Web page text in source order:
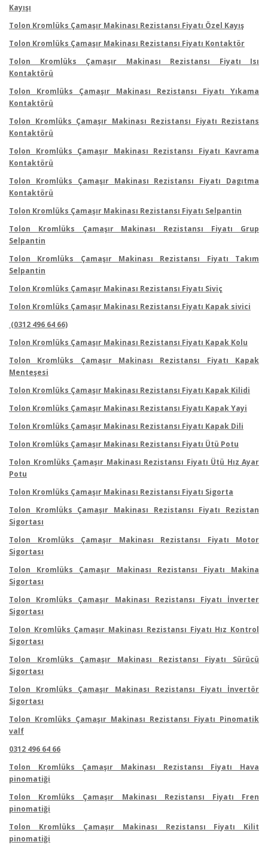
Kayışı
Tolon Kromlüks Çamaşır Makinası Rezistansı Fiyatı Özel Kayış
Tolon Kromlüks Çamaşır Makinası Rezistansı Fiyatı Kontaktör
Tolon Kromlüks Çamaşır Makinası Rezistansı Fiyatı Isı
Kontaktörü
Tolon Kromlüks Çamaşır Makinası Rezistansı Fiyatı Yıkama
Kontaktörü
Tolon Kromlüks Çamaşır Makinası Rezistansı Fiyatı Rezistans
Kontaktörü
Tolon Kromlüks Çamaşır Makinası Rezistansı Fiyatı Kavrama
Kontaktörü
Tolon Kromlüks Çamaşır Makinası Rezistansı Fiyatı Dagıtma
Kontaktörü
Tolon Kromlüks Çamaşır Makinası Rezistansı Fiyatı Selpantin
Tolon Kromlüks Çamaşır Makinası Rezistansı Fiyatı Grup
Selpantin
Tolon Kromlüks Çamaşır Makinası Rezistansı Fiyatı Takım
Selpantin
Tolon Kromlüks Çamaşır Makinası Rezistansı Fiyatı Siviç
Tolon Kromlüks Çamaşır Makinası Rezistansı Fiyatı Kapak sivici
(0312 496 64 66)
Tolon Kromlüks Çamaşır Makinası Rezistansı Fiyatı Kapak Kolu
Tolon Kromlüks Çamaşır Makinası Rezistansı Fiyatı Kapak
Menteşesi
Tolon Kromlüks Çamaşır Makinası Rezistansı Fiyatı Kapak Kilidi
Tolon Kromlüks Çamaşır Makinası Rezistansı Fiyatı Kapak Yayi
Tolon Kromlüks Çamaşır Makinası Rezistansı Fiyatı Kapak Dili
Tolon Kromlüks Çamaşır Makinası Rezistansı Fiyatı Ütü Potu
Tolon Kromlüks Çamaşır Makinası Rezistansı Fiyatı Ütü Hız Ayar
Potu
Tolon Kromlüks Çamaşır Makinası Rezistansı Fiyatı Sigorta
Tolon Kromlüks Çamaşır Makinası Rezistansı Fiyatı Rezistan
Sigortası
Tolon Kromlüks Çamaşır Makinası Rezistansı Fiyatı Motor
Sigortası
Tolon Kromlüks Çamaşır Makinası Rezistansı Fiyatı Makina
Sigortası
Tolon Kromlüks Çamaşır Makinası Rezistansı Fiyatı İnverter
Sigortası
Tolon Kromlüks Çamaşır Makinası Rezistansı Fiyatı Hız Kontrol
Sigortası
Tolon Kromlüks Çamaşır Makinası Rezistansı Fiyatı Sürücü
Sigortası
Tolon Kromlüks Çamaşır Makinası Rezistansı Fiyatı İnvertör
Sigortası
Tolon Kromlüks Çamaşır Makinası Rezistansı Fiyatı Pinomatik
valf
0312 496 64 66
Tolon Kromlüks Çamaşır Makinası Rezistansı Fiyatı Hava
pinomatiği
Tolon Kromlüks Çamaşır Makinası Rezistansı Fiyatı Fren
pinomatiği
Tolon Kromlüks Çamaşır Makinası Rezistansı Fiyatı Kilit
pinomatiği